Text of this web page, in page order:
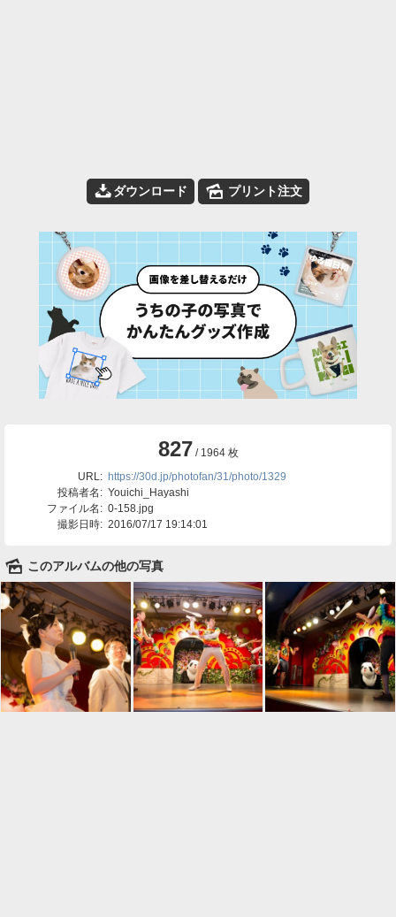
📥ダウンロード 🌄 プリント注文
827 / 1964 枚
URL: https://30d.jp/photofan/31/photo/1329
投稿者名: Youichi_Hayashi
ファイル名: 0-158.jpg
撮影日時: 2016/07/17 19:14:01
🌄 このアルバムの他の写真